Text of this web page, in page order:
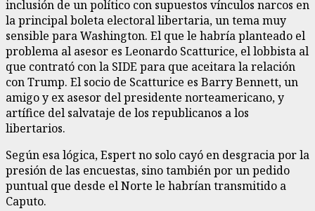
inclusión de un político con supuestos vínculos narcos en
la principal boleta electoral libertaria, un tema muy
sensible para Washington. El que le habría planteado el
problema al asesor es Leonardo Scatturice, el lobbista al
que contrató con la SIDE para que aceitara la relación
con Trump. El socio de Scatturice es Barry Bennett, un
amigo y ex asesor del presidente norteamericano, y
artífice del salvataje de los republicanos a los
libertarios.
Según esa lógica, Espert no solo cayó en desgracia por la
presión de las encuestas, sino también por un pedido
puntual que desde el Norte le habrían transmitido a
Caputo.